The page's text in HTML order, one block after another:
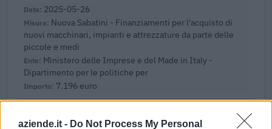
aziende.it - Do Not Process My Personal
2025-05-26
Nuova Sabatini - Finanziamenti per l'acquisto di
nuovi macchinari, impianti e attrezzature da parte delle
piccole e medi
Ministero delle Imprese e del Made in Italy -
Dipartimento per le politiche per
7.196 euro
Nuova Sabatini - Finanziamenti per l'acquisto di